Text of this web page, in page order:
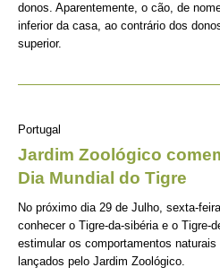
donos. Aparentemente, o cão, de
inferior da casa, ao contrário dos
superior.
Portugal
Jardim Zoológico
Dia Mundial do Tigre
No próximo dia 29 de Julho, sexta-
conhecer o Tigre-da-sibéria e o Tigre-
estimular os comportamentos
lançados pelo Jardim Zoológico.